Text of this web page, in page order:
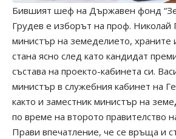
Бившият шеф на Държавен фонд
Грудев е изборът на проф. Николай
министър на земеделието, храните
стана ясно след като кандидат
състава на проекто-кабинета си.
министър в служебния кабинет на
както и заместник министър на
по време на второто правителство
Прави впечатление, че се връща и